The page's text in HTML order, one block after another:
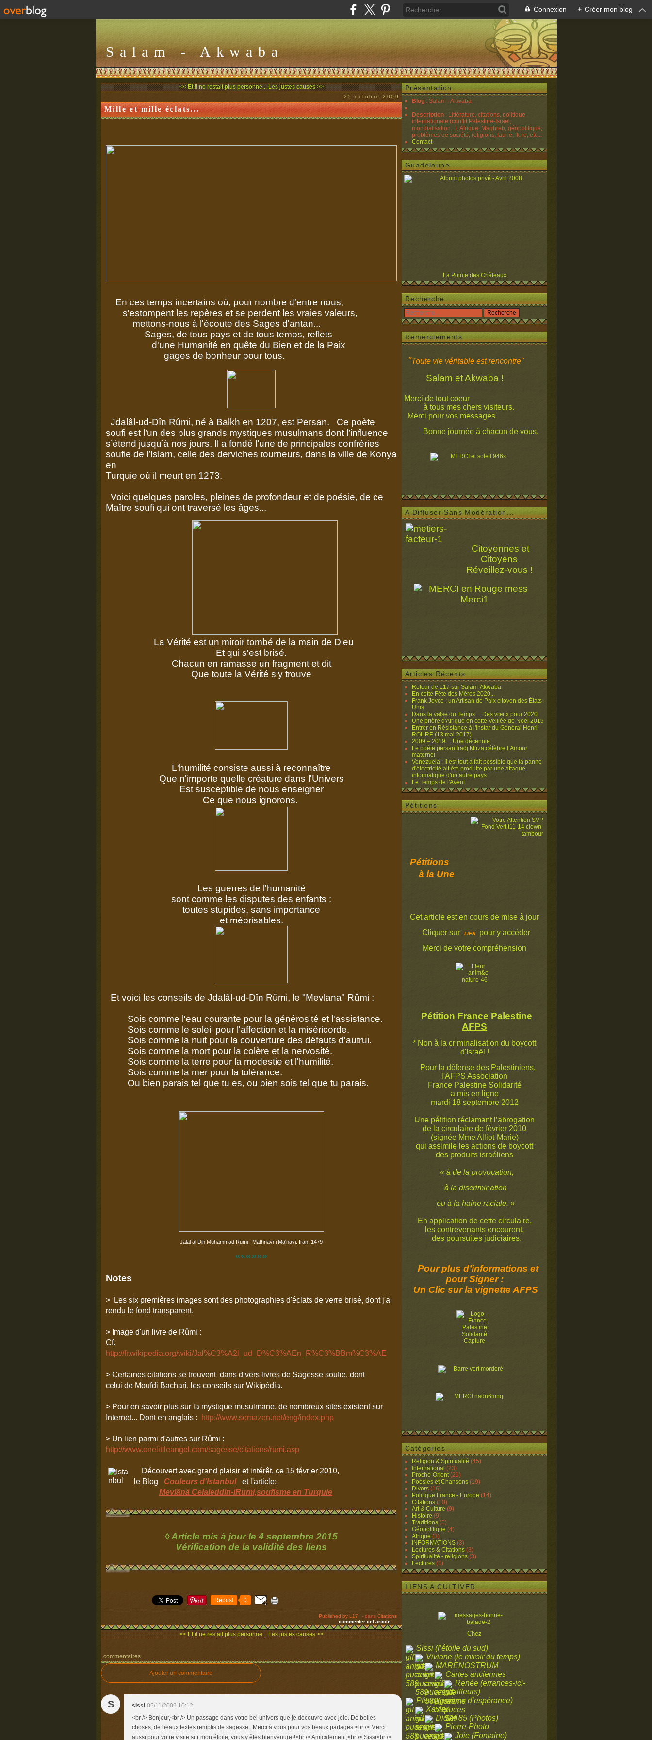
Connexion + Créer mon blog
Salam - Akwaba
<< Et il ne restait plus personne... Les justes causes >>
25 octobre 2009
Mille et mille éclats...
En ces temps incertains où, pour nombre d'entre nous,
s'estompent les repères et se perdent les vraies valeurs,
mettons-nous à l'écoute des Sages d'antan...
Sages, de tous pays et de tous temps, reflets
d'une Humanité en quête du Bien et de la Paix
gages de bonheur pour tous.
Jdalâl-ud-Dîn Rûmi, né à Balkh en 1207, est Persan. Ce poète
soufi est l’un des plus grands mystiques musulmans dont l’influence
s’étend jusqu’à nos jours. Il a fondé l’une de principales confréries
soufie de l’Islam, celle des derviches tourneurs, dans la ville de Konya
en
Turquie où il meurt en 1273.
Voici quelques paroles, pleines de profondeur et de poésie, de ce
Maître soufi qui ont traversé les âges...
La Vérité est un miroir tombé de la main de Dieu
Et qui s'est brisé.
Chacun en ramasse un fragment et dit
Que toute la Vérité s'y trouve
L'humilité consiste aussi à reconnaître
Que n'importe quelle créature dans l'Univers
Est susceptible de nous enseigner
Ce que nous ignorons.
Les guerres de l'humanité
sont comme les disputes des enfants :
toutes stupides, sans importance
et méprisables.
Et voici les conseils de Jdalâl-ud-Dîn Rûmi, le "Mevlana" Rûmi :
Sois comme l'eau courante pour la générosité et l'assistance.
Sois comme le soleil pour l'affection et la miséricorde.
Sois comme la nuit pour la couverture des défauts d'autrui.
Sois comme la mort pour la colère et la nervosité.
Sois comme la terre pour la modestie et l'humilité.
Sois comme la mer pour la tolérance.
Ou bien parais tel que tu es, ou bien sois tel que tu parais.
Jalal al Din Muhammad Rumi : Mathnavi-i Ma'navi. Iran, 1479
«««»»»
Notes
> Les six premières images sont des photographies d'éclats de verre brisé, dont j'ai
rendu le fond transparent.
> Image d'un livre de Rûmi :
Cf.
http://fr.wikipedia.org/wiki/Jal%C3%A2l_ud_D%C3%AEn_R%C3%BBm%C3%AE
> Certaines citations se trouvent dans divers livres de Sagesse soufie, dont
celui de Moufdi Bachari, les conseils sur Wikipédia.
> Pour en savoir plus sur la mystique musulmane, de nombreux sites existent sur
Internet... Dont en anglais :
http://www.semazen.net/eng/index.php
> Un lien parmi d'autres sur Rûmi :
http://www.onelittleangel.com/sagesse/citations/rumi.asp
Découvert avec grand plaisir et intérêt, ce 15 février 2010,
le Blog Couleurs d'Istanbulet l'article:
Mevlânâ Celaleddin-iRumi,soufisme en Turquie
◊ Article mis à jour le 4 septembre 2015
Vérification de la validité des liens
Repost 0
Published by L17 - dans Citations
commenter cet article
<< Et il ne restait plus personne... Les justes causes >>
commentaires
Ajouter un commentaire
S sissi 05/11/2009 10:12
<br /> Bonjour,<br /> Un passage dans votre bel univers que je découvre avec joie. De belles
choses, de beaux textes remplis de sagesse.. Merci à vous pour vos beaux partages.<br /> Merci
aussi pour votre visite sur mon étoile, vous y êtes bienvenu(e)!<br /> Amicalement,<br /> Sissi<br />
Présentation
Blog : Salam - Akwaba
Description : Littérature, citations, politique
internationale (conflit Palestine-Israël,
mondialisation...), Afrique, Maghreb, géopolitique,
problèmes de société, religions, faune, flore, etc...
Contact
Guadeloupe
La Pointe des Châteaux
Recherche
Remerciements
"Toute vie véritable est rencontre"
Salam et Akwaba !
Merci de tout coeur
à tous mes chers visiteurs.
Merci pour vos messages.
Bonne journée à chacun de vous.
A Diffuser Sans Modération...
Citoyennes et
Citoyens
Réveillez-vous !
Articles Récents
Retour de L17 sur Salam-Akwaba
En cette Fête des Mères 2020...
Frank Joyce : un Artisan de Paix citoyen des États-
Unis
Dans la valse du Temps… Des vœux pour 2020
Une prière d'Afrique en cette Veillée de Noël 2019
Entrer en Résistance à l'instar du Général Henri
ROURE (13 mai 2017)
2009 – 2019… Une décennie
Le poète persan Iradj Mirza célèbre l’Amour
maternel
Venezuela : Il est tout à fait possible que la panne
d'électricité ait été produite par une attaque
informatique d'un autre pays
Le Temps de l'Avent
Pétitions
Pétitions
à la Une
Cet article est en cours de mise à jour
Cliquer sur
LIENpour y accéder
.
Merci de votre compréhension
Pétition France Palestine
AFPS
* Non à la criminalisation du boycott
d'Israël !
Pour la défense des Palestiniens,
l'AFPS Association
France Palestine Solidarité
a mis en ligne
mardi 18 septembre 2012
Une pétition réclamant l’abrogation
de la circulaire de février 2010
(signée Mme Alliot-Marie)
qui assimile les actions de boycott
des produits israéliens
« à de la provocation,
à la discrimination
ou à la haine raciale. »
En application de cette circulaire,
les contrevenants encourent.
des poursuites judiciaires.
Pour plus d’informations et
pour Signer :
Un Clic sur la vignette AFPS
Catégories
Religion & Spiritualité (45)
International (23)
Proche-Orient(21)
Poésies et Chansons (19)
Divers (16)
Politique France - Europe (14)
Citations (10)
Art & Culture (9)
Histoire (9)
Traditions (5)
Géopolitique (4)
Afrique (3)
INFORMATIONS (3)
Lectures & Citations (3)
Spiritualité - religions (3)
Lectures (1)
LIENS A CULTIVER
Chez
Sissi (l’étoile du sud)
Viviane (le miroir du temps)
MARENOSTRUM
Cartes anciennes
Renée (errances-ici-
ailleurs)
Ptitsa (graines d’espérance)
Xavier
Didier 85 (Photos)
Pierre-Photo
Joie (Fontaine)